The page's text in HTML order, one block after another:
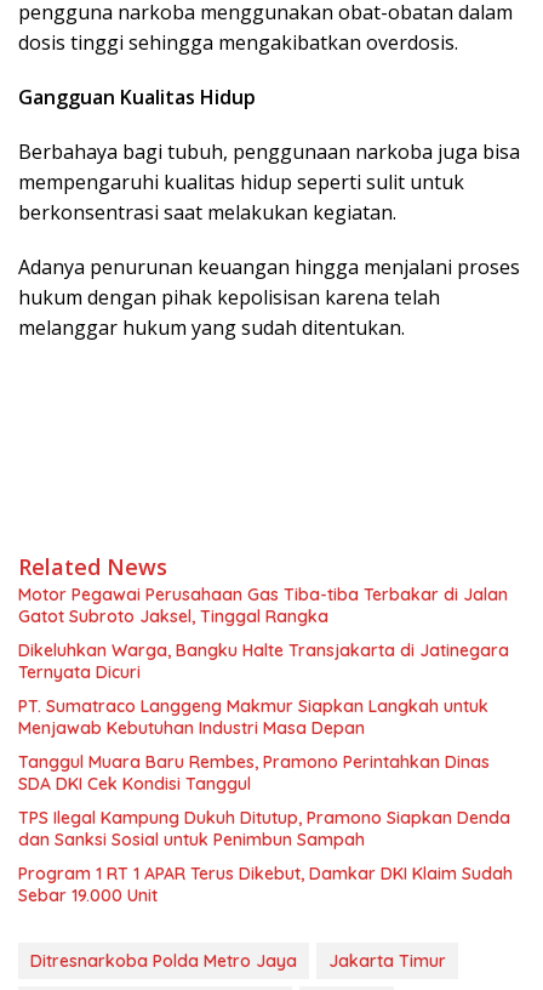
pengguna narkoba menggunakan obat-obatan dalam
dosis tinggi sehingga mengakibatkan overdosis.
Gangguan Kualitas Hidup
Berbahaya bagi tubuh, penggunaan narkoba juga bisa
mempengaruhi kualitas hidup seperti sulit untuk
berkonsentrasi saat melakukan kegiatan.
Adanya penurunan keuangan hingga menjalani proses
hukum dengan pihak kepolisisan karena telah
melanggar hukum yang sudah ditentukan.
Related News
Motor Pegawai Perusahaan Gas Tiba-tiba Terbakar di Jalan
Gatot Subroto Jaksel, Tinggal Rangka
Dikeluhkan Warga, Bangku Halte Transjakarta di Jatinegara
Ternyata Dicuri
PT. Sumatraco Langgeng Makmur Siapkan Langkah untuk
Menjawab Kebutuhan Industri Masa Depan
Tanggul Muara Baru Rembes, Pramono Perintahkan Dinas
SDA DKI Cek Kondisi Tanggul
TPS Ilegal Kampung Dukuh Ditutup, Pramono Siapkan Denda
dan Sanksi Sosial untuk Penimbun Sampah
Program 1 RT 1 APAR Terus Dikebut, Damkar DKI Klaim Sudah
Sebar 19.000 Unit
Ditresnarkoba Polda Metro Jaya
Jakarta Timur